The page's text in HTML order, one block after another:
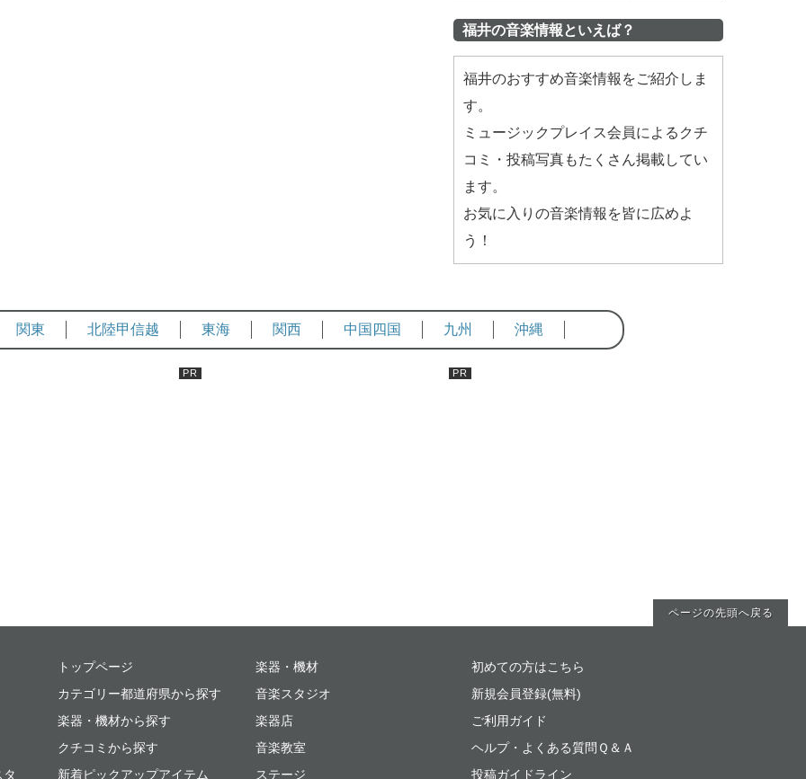
福井の音楽情報といえば？
福井のおすすめ音楽情報をご紹介しま
す。
ミュージックプレイス会員によるクチ
コミ・投稿写真もたくさん掲載してい
ます。
お気に入りの音楽情報を皆に広めよ
う！
関東 北陸甲信越 東海 関西 中国四国 九州 沖縄
ページの先頭へ戻る
ミュージックプレイス
トップページ
カテゴリー都道府県から探す
楽器・機材から探す
クチコミから探す
新着ピックアップアイテム
楽器・機材
音楽スタジオ
楽器店
音楽教室
ステージ
初めての方はこちら
新規会員登録(無料)
ご利用ガイド
ヘルプ・よくある質問Ｑ＆Ａ
投稿ガイドライン